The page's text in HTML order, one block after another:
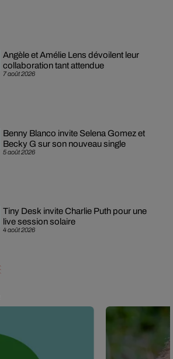
7 août 2026
Angèle et Amélie Lens dévoilent leur
collaboration tant attendue
5 août 2026
Benny Blanco invite Selena Gomez et
Becky G sur son nouveau single
4 août 2026
Tiny Desk invite Charlie Puth pour une
live session solaire